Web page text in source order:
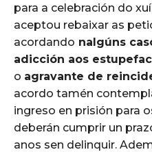
para a celebración do
aceptou rebaixar as
acordando nalgúns
adicción aos
o agravante de
acordo tamén
ingreso en prisión para
deberán cumprir un
anos sen delinquir.